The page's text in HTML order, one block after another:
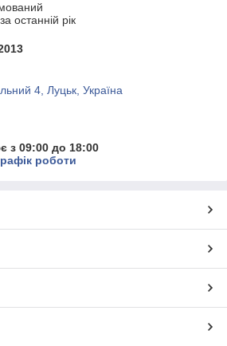
останній рік
4, Луцьк, Україна
з 09:00 до 18:00
роботи